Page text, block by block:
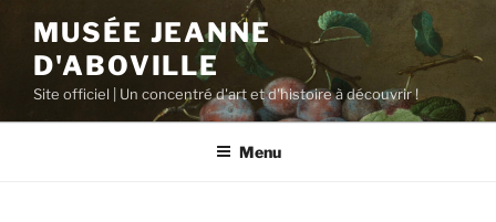
contenu
principal
MUSÉE JEANNE
D'ABOVILLE
Site officiel | Un concentré d'art et d'histoire à découvrir !
Menu